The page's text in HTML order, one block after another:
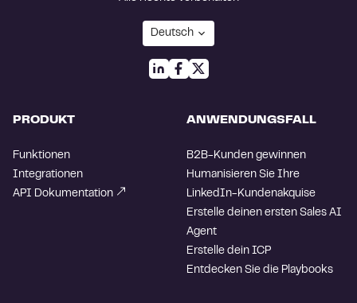
PRODUKT
Funktionen
Integrationen
API Dokumentation
ANWENDUNGSFALL
B2B-Kunden gewinnen
Humanisieren Sie Ihre
LinkedIn-Kundenakquise
Erstelle deinen ersten Sales AI
Agent
Erstelle dein ICP
Entdecken Sie die Playbooks